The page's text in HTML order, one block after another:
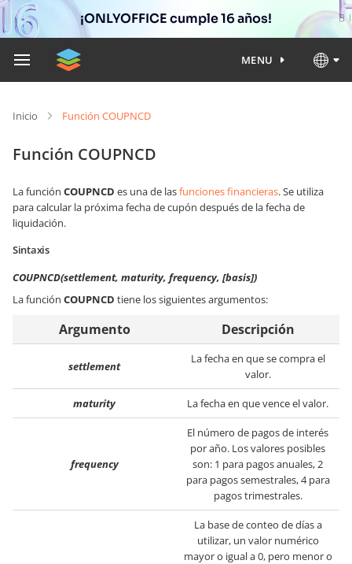
¡ONLYOFFICE cumple 16 años!
MENU
Inicio Función COUPNCD
Función COUPNCD
La función COUPNCD es una de lasfunciones financieras. Se utiliza
para calcular la próxima fecha de cupón después de la fecha de
liquidación.
Sintaxis
COUPNCD(settlement, maturity, frequency, [basis])
La función COUPNCD tiene los siguientes argumentos:
Argumento Descripción
settlement
La fecha en que se compra el
valor.
maturity La fecha en que vence el valor.
frequency
El número de pagos de interés
por año. Los valores posibles
son: 1 para pagos anuales, 2
para pagos semestrales, 4 para
pagos trimestrales.
La base de conteo de días a
utilizar, un valor numérico
mayor o igual a 0, pero menor o